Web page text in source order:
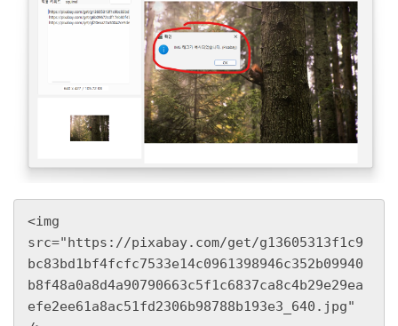
<img
src="https://pixabay.com/get/g13605313f1c9
bc83bd1bf4fcfc7533e14c0961398946c352b09940
b8f48a0a8d4a90790663c5f1c6837ca8c4b29e29ea
efe2ee61a8ac51fd2306b98788b193e3_640.jpg"